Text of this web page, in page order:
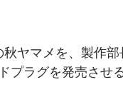
秋ヤマメを、製作
プラグを発売させ